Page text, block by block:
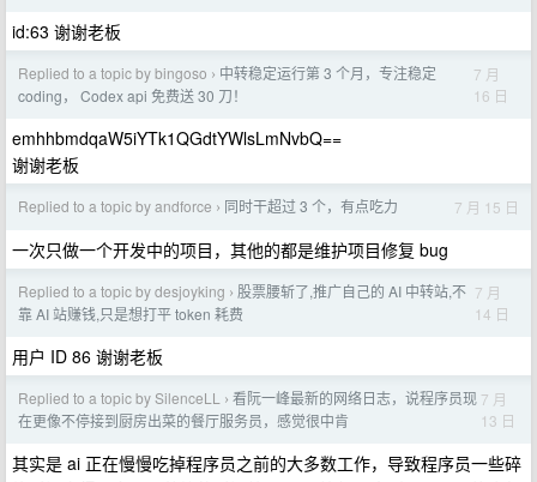
id:63 谢谢老板
Replied to a topic by bingoso › 中转稳定运行第 3 个月，专注稳定
coding， Codex api 免费送 30 刀！
7 月
16 日
emhhbmdqaW5iYTk1QGdtYWlsLmNvbQ==
谢谢老板
Replied to a topic by andforce › 同时干超过 3 个，有点吃力 7 月 15 日
一次只做一个开发中的项目，其他的都是维护项目修复 bug
Replied to a topic by desjoyking › 股票腰斩了,推广自己的 AI 中转站,不
靠 AI 站赚钱,只是想打平 token 耗费
7 月
14 日
用户 ID 86 谢谢老板
Replied to a topic by SilenceLL › 看阮一峰最新的网络日志，说程序员现
在更像不停接到厨房出菜的餐厅服务员，感觉很中肯
7 月
13 日
其实是 ai 正在慢慢吃掉程序员之前的大多数工作，导致程序员一些碎